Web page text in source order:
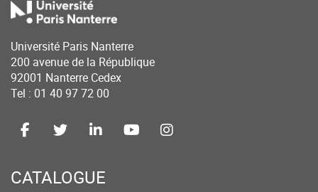
Université Paris Nanterre
200 avenue de la République
92001 Nanterre Cedex
Tel : 01 40 97 72 00
CATALOGUE